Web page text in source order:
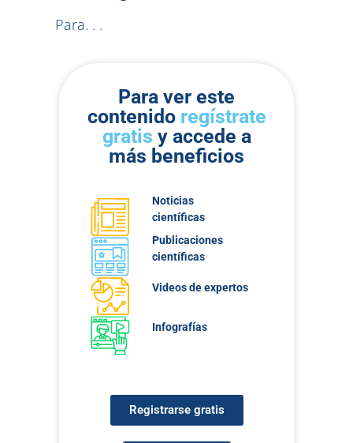
Para. . .
Para ver este
contenido regístrate
gratis y accede a
más beneficios
Noticias
científicas
Publicaciones
científicas
Videos de expertos
Infografías
Registrarse gratis